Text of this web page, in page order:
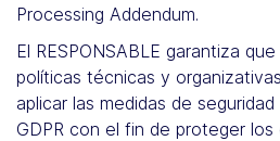
Processing Addendum.
El RESPONSABLE garantiza
políticas técnicas y
aplicar las medidas de
GDPR con el fin de proteger